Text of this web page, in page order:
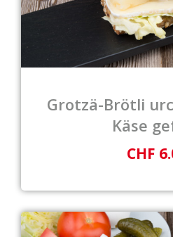
Grotzä-Brötli
Käse
CHF